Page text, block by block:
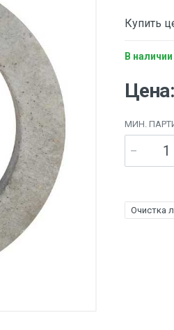
Купить
В наличии
МИН.
Очистка